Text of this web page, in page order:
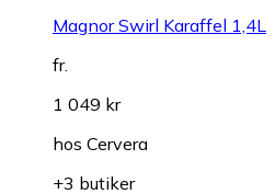
Magnor Swirl Karaffel 1,4L
fr.
1 049 kr
hos Cervera
+3 butiker